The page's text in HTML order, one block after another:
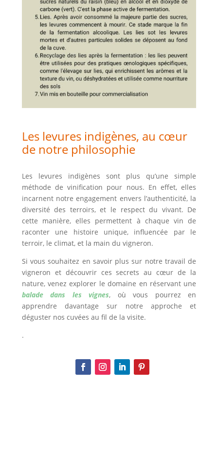
Les levures indigènes, au cœur
de notre philosophie
Les levures indigènes sont plus qu’une simple
méthode de vinification pour nous. En effet, elles
incarnent notre engagement envers l’authenticité, la
diversité des terroirs, et le respect du vivant. De
cette manière, elles permettent à chaque vin de
raconter une histoire unique, influencée par le
terroir, le climat, et la main du vigneron.
Si vous souhaitez en savoir plus sur notre travail de
vigneron et découvrir ces secrets au cœur de la
nature, venez explorer le domaine en réservant une
balade dans les vignes, où vous pourrez en
apprendre davantage sur notre approche et
déguster nos cuvées au fil de la visite.
.